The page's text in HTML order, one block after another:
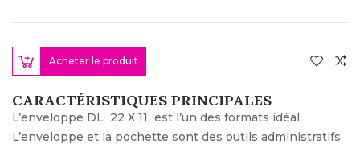
Acheter le produit
CARACTÉRISTIQUES PRINCIPALES
L’enveloppe DL 22 X 11 est l’un des formats idéal.
L’enveloppe et la pochette sont des outils administratifs